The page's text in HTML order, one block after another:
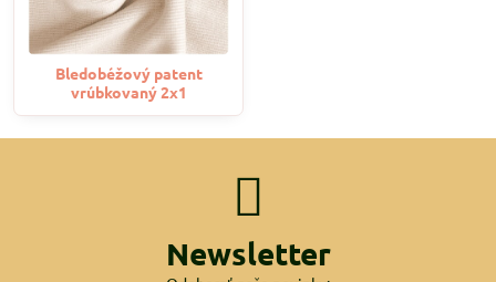
Bledobéžový patent
vrúbkovaný 2x1
Newsletter